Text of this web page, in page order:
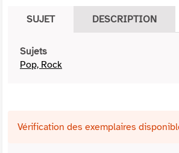
SUJET DESCRIPTION
Sujets
Pop, Rock
Vérification des exemplaires